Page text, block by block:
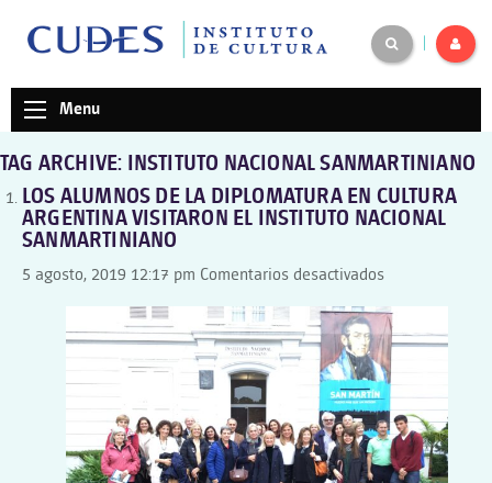
Menu
TAG ARCHIVE: INSTITUTO NACIONAL SANMARTINIANO
LOS ALUMNOS DE LA DIPLOMATURA EN CULTURA
ARGENTINA VISITARON EL INSTITUTO NACIONAL
SANMARTINIANO
5 agosto, 2019 12:17 pm Comentarios desactivadosen
ALUMNOS
DE
LA
DIPLOMATURA
EN
CULTURA